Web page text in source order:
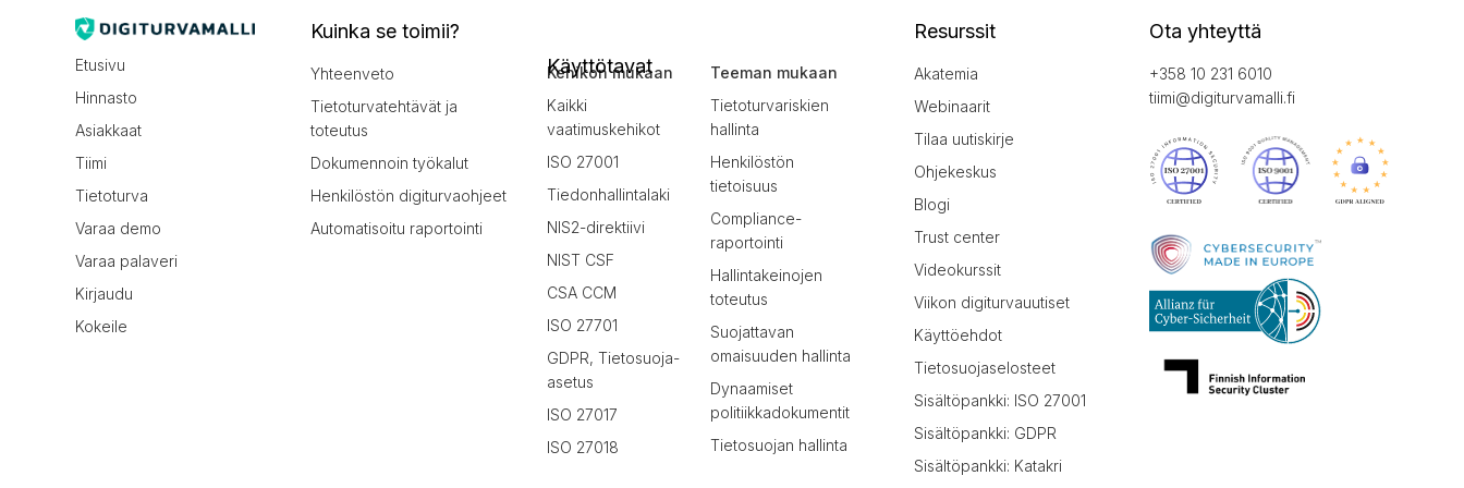
Etusivu
Hinnasto
Asiakkaat
Tiimi
Tietoturva
Varaa demo
Varaa palaveri
Kirjaudu
Kokeile
Kuinka se toimii?
Yhteenveto
Tietoturvatehtävät ja
toteutus
Dokumennoin työkalut
Henkilöstön digiturvaohjeet
Automatisoitu raportointi
Käyttötavat
Kehikon mukaan
Kaikki
vaatimuskehikot
ISO 27001
Tiedonhallintalaki
NIS2-direktiivi
NIST CSF
CSA CCM
ISO 27701
GDPR, Tietosuoja-
asetus
ISO 27017
ISO 27018
Teeman mukaan
Tietoturvariskien
hallinta
Henkilöstön
tietoisuus
Compliance-
raportointi
Hallintakeinojen
toteutus
Suojattavan
omaisuuden hallinta
Dynaamiset
politiikkadokumentit
Tietosuojan hallinta
Resurssit
Akatemia
Webinaarit
Tilaa uutiskirje
Ohjekeskus
Blogi
Trust center
Videokurssit
Viikon digiturvauutiset
Käyttöehdot
Tietosuojaselosteet
Sisältöpankki: ISO 27001
Sisältöpankki: GDPR
Sisältöpankki: Katakri
Ota yhteyttä
+358 10 231 6010
tiimi@digiturvamalli.fi